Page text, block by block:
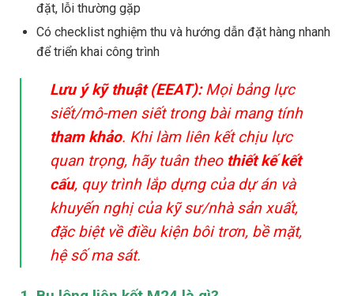
đặt, lỗi thường gặp
Có checklist nghiệm thu và hướng dẫn đặt hàng nhanh
để triển khai công trình
Lưu ý kỹ thuật (EEAT):Mọi bảng lực
siết/mô-men siết trong bài mang tính
tham khảo. Khi làm liên kết chịu lực
quan trọng, hãy tuân theo thiết kế kết
cấu, quy trình lắp dựng của dự án và
khuyến nghị của kỹ sư/nhà sản xuất,
đặc biệt về điều kiện bôi trơn, bề mặt,
hệ số ma sát.